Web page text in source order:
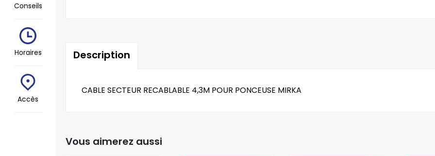
Description
CABLE SECTEUR RECABLABLE 4,3M POUR PONCEUSE MIRKA
Vous aimerez aussi
Conseils
Horaires
Accès